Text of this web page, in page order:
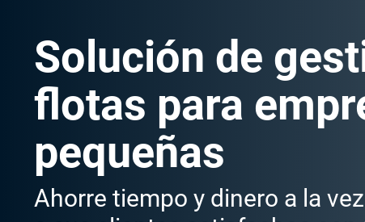
Solución de
flotas para
pequeñas
Ahorre tiempo y dinero a la